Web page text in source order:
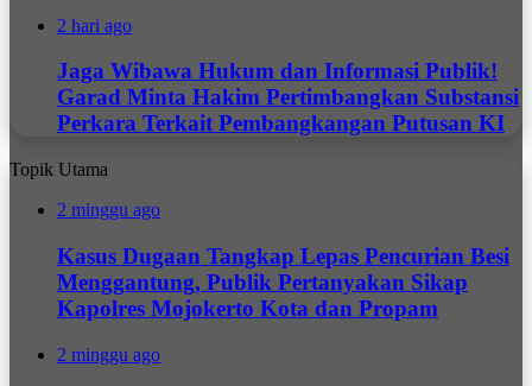
2 hari ago
Jaga Wibawa Hukum dan Informasi Publik!
Garad Minta Hakim Pertimbangkan Substansi
Perkara Terkait Pembangkangan Putusan KI
Topik Utama
2 minggu ago
Kasus Dugaan Tangkap Lepas Pencurian Besi
Menggantung, Publik Pertanyakan Sikap
Kapolres Mojokerto Kota dan Propam
2 minggu ago